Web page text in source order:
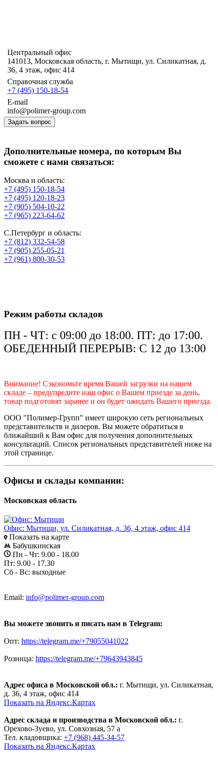
Центральный офис
141013, Московская область, г. Мытищи, ул. Силикатная, д.
36, 4 этаж, офис 414
Справочная служба
+7 (495) 150-18-54
E-mail
info@polimer-group.com
Задать вопрос
Дополнительные номера, по которым Вы
сможете с нами связаться:
Москва и область:
+7 (495) 150-18-54
+7 (495) 120-18-23
+7 (905) 504-10-22
+7 (965) 223-64-62
С.Петербург и область:
+7 (812) 332-54-58
+7 (905) 255-05-21
+7 (961) 800-30-53
Режим работы складов
ПН - ЧТ: с 09:00 до 18:00. ПТ: до 17:00.
ОБЕДЕННЫЙ ПЕРЕРЫВ: С 12 до 13:00
Внимание! Сэкономьте время Вашей загрузки на нашем
складе – предупредите наш офис о Вашем приезде за день,
товар подготовят заранее и он будет ожидать Вашего приезда.
ООО "Полимер-Групп" имеет широкую сеть региональных
представительств и дилеров. Вы можете обратиться в
ближайший к Вам офис для получения дополнительных
консультаций. Список региональных представителей ниже на
этой странице.
Офисы и склады компании:
Московская область
Офис: Мытищи, ул. Силикатная, д. 36, 4 этаж, офис 414
Показать на карте
Бабушкинская
Пн - Чт: 9.00 - 18.00
Пт: 9.00 - 17.30
Сб - Вс: выходные
Email: info@polimer-group.com
Вы можете звонить и писать нам в Telegram:
Опт: https://telegram.me/+79055041022
Розница: https://telegram.me/+79643943845
Адрес офиса в Московской обл.: г. Мытищи, ул. Силикатная,
д. 36, 4 этаж, офис 414
Показать на Яндекс.Картах
Адрес склада и производства в Московской обл.: г.
Орехово-Зуево, ул. Совхозная, 57 а
Тел. кладовщика: +7 (968) 445-34-57
Показать на Яндекс.Картах